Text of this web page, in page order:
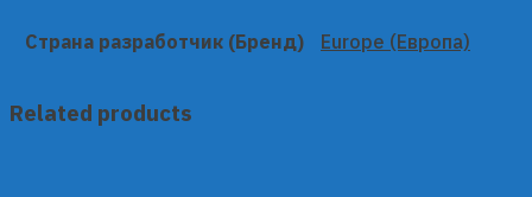
Страна разработчик (Бренд) Europe (Европа)
Related products